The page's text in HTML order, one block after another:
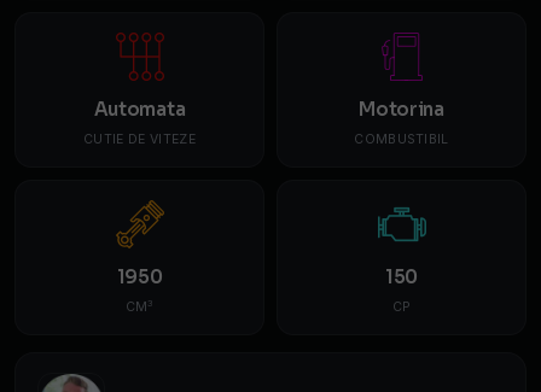
Automata
CUTIE DE VITEZE
Motorina
COMBUSTIBIL
1950
CM 3
150
CP